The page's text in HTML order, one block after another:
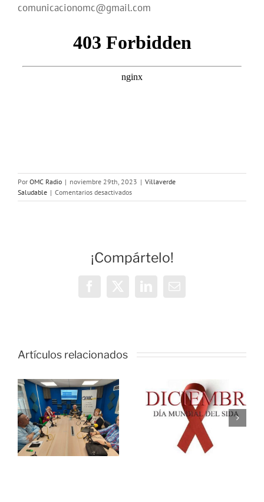
comunicacionomc@gmail.com
Por OMC Radio | noviembre 29th, 2023 | Villaverde
Saludable | Comentarios desactivadosen
Villaverde
25N
¡Compártelo!
Artículos relacionados
Villaverde
Saludable:
VIH
Villaverde
Saludable:
Alcoholismo